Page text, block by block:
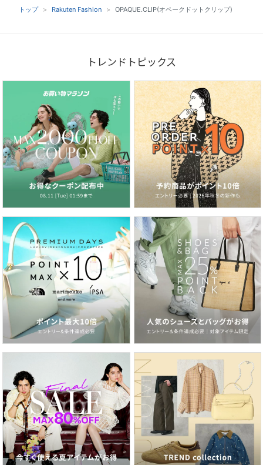
トップ Rakuten Fashion OPAQUE.CLIP(オペークドットクリップ)
トレンドトピックス